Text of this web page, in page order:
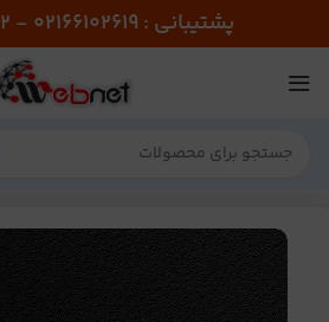
پشتیبانی : 02166102619 - 09366119082